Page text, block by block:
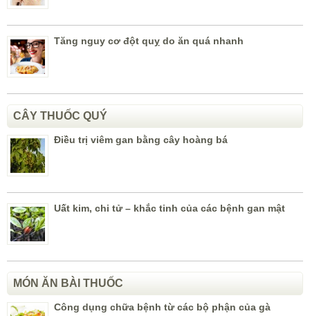
Tăng nguy cơ đột quỵ do ăn quá nhanh
CÂY THUỐC QUÝ
Điều trị viêm gan bằng cây hoàng bá
Uất kim, chi tử – khắc tinh của các bệnh gan mật
MÓN ĂN BÀI THUỐC
Công dụng chữa bệnh từ các bộ phận của gà